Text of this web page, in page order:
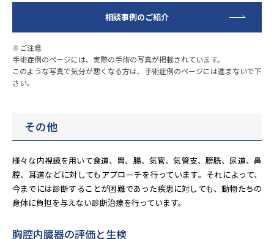
相談事例のご紹介
※ご注意
手術症例のページには、実際の手術の写真が掲載されています。
このような写真で気分が悪くなる方は、手術症例のページには進まないで下
さい。
その他
様々な内視鏡を用いて食道、胃、腸、気管、気管支、膀胱、尿道、鼻
腔、耳道などに対してもアプローチを行っています。それによって、
今までには診断することが困難であった疾患に対しても、動物たちの
身体に負担を与えない診断治療を行っています。
胸腔内臓器の評価と生検